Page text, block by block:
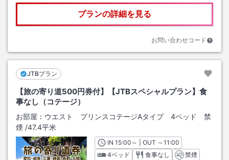
プランの詳細を見る
お問い合わせコード
JTBプラン
【旅の寄り道500円券付】【JTBスペシャルプラン】食
事なし（コテージ）
お部屋： ウエスト プリンスコテージAタイプ 4ベッド 禁
煙 /47.4平米
INチェックイン
15:00 ～ | OUT チェックアウト
～11:00
4ベッド
食事なし
禁煙